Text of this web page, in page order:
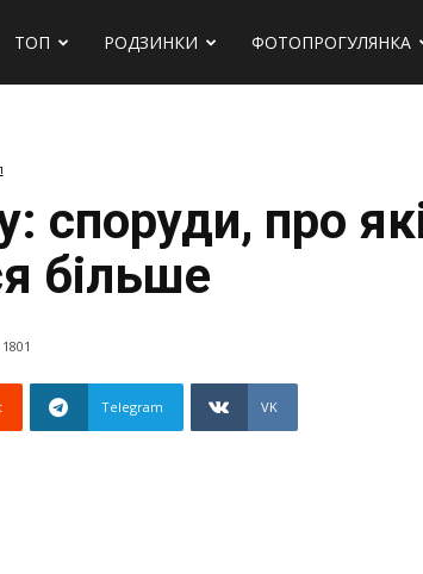
ТОП РОДЗИНКИ ФОТОПРОГУЛЯНКА
споруди, про
більше
1801
Telegram VK